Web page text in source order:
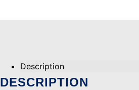
Description
DESCRIPTION